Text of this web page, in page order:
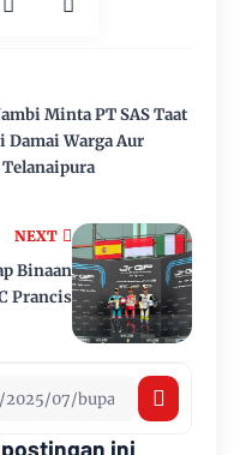
NEXT
Binaan
Prancis
Minta PT SAS Taat
Damai Warga Aur
ini